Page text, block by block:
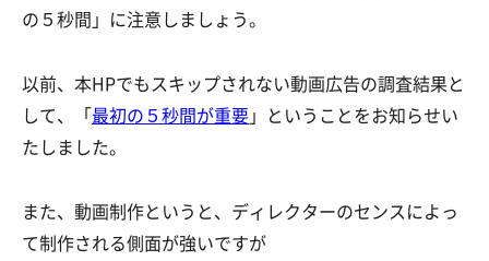
の５秒間」に注意しましょう。
以前、本HPでもスキップされない動画広告の調査結果と
して、「 最初の５秒間が重要 」ということをお知らせい
たしました。
また、動画制作というと、ディレクターのセンスによっ
て制作される側面が強いですが